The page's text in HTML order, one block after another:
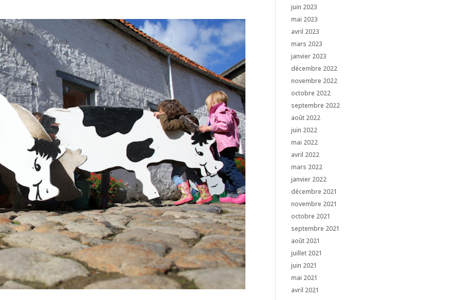
juin 2023
mai 2023
avril 2023
mars 2023
janvier 2023
décembre 2022
novembre 2022
octobre 2022
septembre 2022
août 2022
juin 2022
mai 2022
avril 2022
mars 2022
janvier 2022
décembre 2021
novembre 2021
octobre 2021
septembre 2021
août 2021
juillet 2021
juin 2021
mai 2021
avril 2021